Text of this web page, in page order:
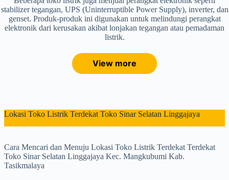
stabilizer tegangan, UPS (Uninterruptible Power Supply), inverter, dan
genset. Produk-produk ini digunakan untuk melindungi perangkat
elektronik dari kerusakan akibat lonjakan tegangan atau pemadaman
listrik.
View more
Lokasi Toko Listrik Terdekat Toko Sinar Selatan Linggajaya
Cara Mencari dan Menuju Lokasi Toko Listrik Terdekat Terdekat
Toko Sinar Selatan Linggajaya Kec. Mangkubumi Kab.
Tasikmalaya